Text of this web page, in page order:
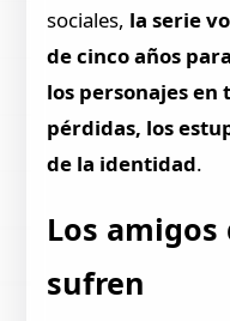
sociales, la serie
de cinco años
los personajes en
pérdidas, los
de la identidad.
Los
sufren